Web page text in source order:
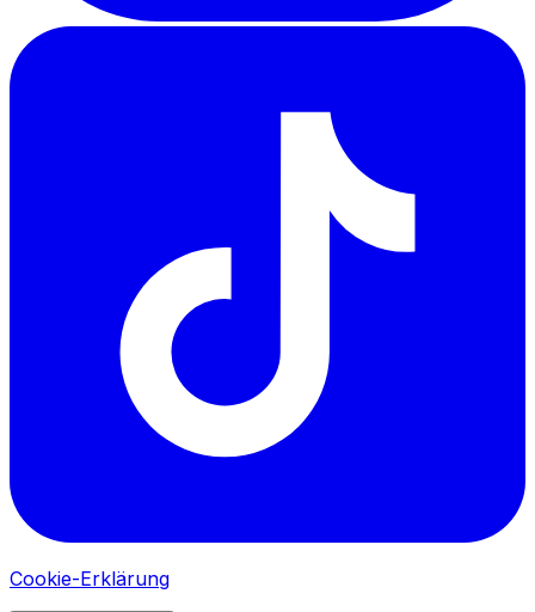
Cookie-Erklärung